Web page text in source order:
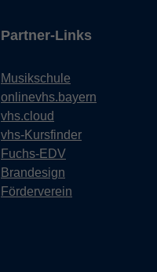
Partner-Links
Musikschule
onlinevhs.bayern
vhs.cloud
vhs-Kursfinder
Fuchs-EDV
Brandesign
Förderverein